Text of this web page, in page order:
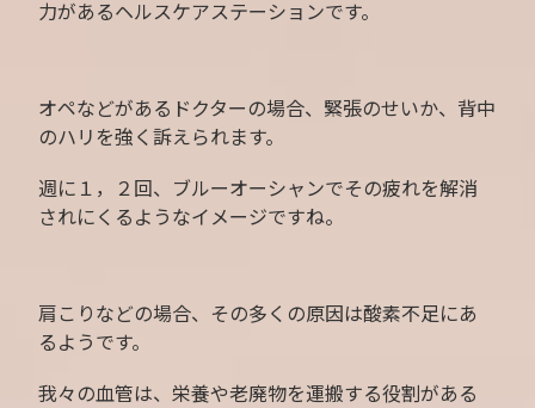
力があるヘルスケアステーションです。
オペなどがあるドクターの場合、緊張のせいか、背中
のハリを強く訴えられます。
週に１，２回、ブルーオーシャンでその疲れを解消
されにくるようなイメージですね。
肩こりなどの場合、その多くの原因は酸素不足にあ
るようです。
我々の血管は、栄養や老廃物を運搬する役割がある